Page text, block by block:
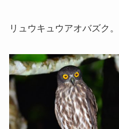
リュウキュウアオバズク。